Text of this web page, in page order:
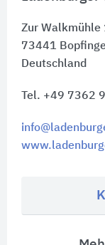
Zur Walkmühle
73441
Deutschland
Tel. +49 7362